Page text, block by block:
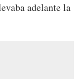
adelante la